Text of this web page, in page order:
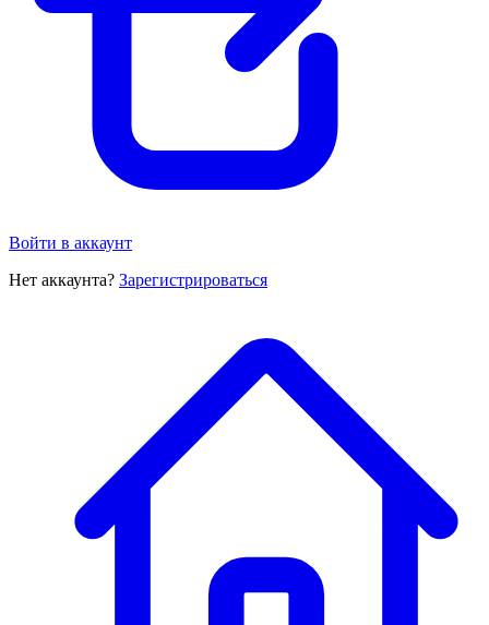
Войти в аккаунт
Нет аккаунта? Зарегистрироваться